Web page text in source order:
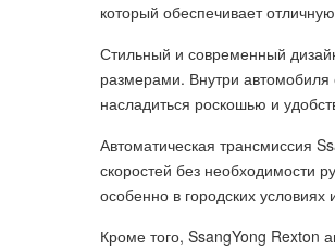
который обеспечивает
Стильный и современный
размерами. Внутри
насладиться роскошью и
Автоматическая трансмиссия
скоростей без необходимости
особенно в городских
Кроме того, SsangYong Rexton